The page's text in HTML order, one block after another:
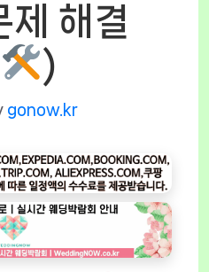
제 해결
)
gonow.kr